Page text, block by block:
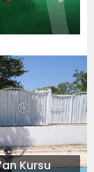
Kursu